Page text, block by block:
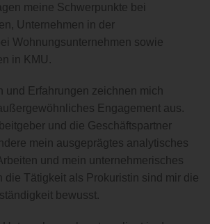
meine Schwerpunkte bei
Unternehmen in der
Wohnungsunternehmen sowie
in KMU.
und Erfahrungen zeichnen mich
Engagement aus.
und die Geschäftspartner
mein ausgeprägtes analytisches
und mein unternehmerisches
die Tätigkeit als Prokuristin sind mir die
bewusst.